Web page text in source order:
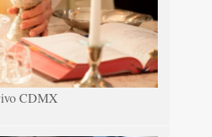
CDMX